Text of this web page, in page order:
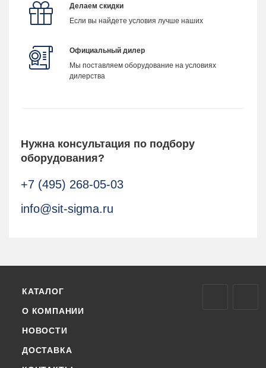
Делаем скидки
Если вы найдете условия лучше наших
Официальный дилер
Мы поставляем оборудование на условиях
дилерства
Нужна консультация по подбору
оборудования?
+7 (495) 268-05-03
info@sit-sigma.ru
КАТАЛОГ
О КОМПАНИИ
НОВОСТИ
ДОСТАВКА